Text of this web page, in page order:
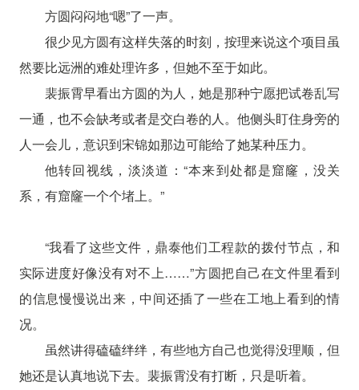
方圆闷闷地“嗯”了一声。
很少见方圆有这样失落的时刻，按理来说这个项目虽
然要比远洲的难处理许多，但她不至于如此。
裴振霄早看出方圆的为人，她是那种宁愿把试卷乱写
一通，也不会缺考或者是交白卷的人。他侧头盯住身旁的
人一会儿，意识到宋锦如那边可能给了她某种压力。
他转回视线，淡淡道：“本来到处都是窟窿，没关
系，有窟窿一个个堵上。”
“我看了这些文件，鼎泰他们工程款的拨付节点，和
实际进度好像没有对不上……”方圆把自己在文件里看到
的信息慢慢说出来，中间还插了一些在工地上看到的情
况。
虽然讲得磕磕绊绊，有些地方自己也觉得没理顺，但
她还是认真地说下去。裴振霄没有打断，只是听着。